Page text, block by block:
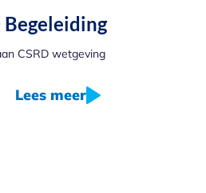
Begeleiding
CSRD wetgeving
Lees meer